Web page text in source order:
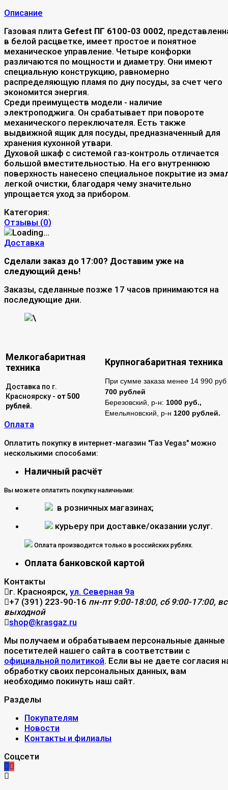
Описание
Газовая плита Gefest ПГ 6100-03 0002,
в белой расцветке, имеет простое и понятное
механическое управление. Четыре конфорки
различаются по мощности и диаметру. Они имеют
специальную конструкцию, равномерно
распределяющую пламя по дну посуды, за счет чего
экономится энергия.
Среди преимуществ модели - наличие
электроподжига. Он срабатывает при повороте
механического переключателя. Есть также
выдвижной ящик для посуды, предназначенный для
хранения кухонной утвари.
Духовой шкаф с системой газ-контроль отличается
большой вместительностью. На его внутреннюю
поверхность нанесено специальное покрытие из
легкой очистки, благодаря чему значительно
упрощается уход за прибором.
Категория:
Отзывы (0)
Доставка
Сделали заказ до 17:00? Доставим уже на
следующий день!
Заказы, сделанные позже 17 часов принимаются на
последующие дни.
\
Мелкогабаритная
техника
Крупногабаритная техника
Доставка по г.
Красноярску - от 500
рублей.
При сумме заказа менее 14 990 руб
700 рублей
Березовский, р-н: 1000 руб.,
Емельяновский, р-н 1200 рублей.
Оплата
Оплатить покупку в интернет-магазин "Газ Vegas" можно
несколькими способами:
Наличный расчёт
Вы можете оплатить покупку наличными:
в розничных магазинах;
курьеру при доставке/оказании услуг.
Оплата производится только в российских рублях.
Оплата банковской картой
Контакты
г. Красноярск, ул. Северная 9а
+7 (391) 223-90-16 пн-пт 9:00-18:00, сб 9:00-17:00,
выходной
shop@krasgaz.ru
Мы получаем и обрабатываем персональные данные
посетителей нашего сайта в соответствии с
официальной политикой. Если вы не даете согласия
обработку своих персональных данных, вам
необходимо покинуть наш сайт.
Разделы
Покупателям
Новости
Контакты и филиалы
Соцсети